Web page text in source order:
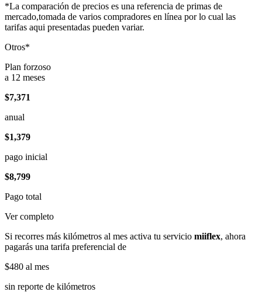
*La comparación de precios es una referencia de primas de
mercado,tomada de varios compradores en línea por lo cual las
tarifas aqui presentadas pueden variar.
Otros*
Plan forzoso
a 12 meses
$7,371
anual
$1,379
pago inicial
$8,799
Pago total
Ver completo
Si recorres más kilómetros al mes activa tu servicio miiflex, ahora
pagarás una tarifa preferencial de
$480 al mes
sin reporte de kilómetros